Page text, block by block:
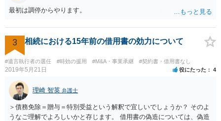
最初は調停からやります。
3 相続における15年前の借用書の効力について
#遺言執行者の選任 #時効の援用 #M&A・事業承継 #契約書・借用書なし
2019年5月21日 役にたった 4
理崎 智英 弁護士
＞債務免除＝贈与＝特別受益という解釈で宜しいでしょうか？ そのよ
うなご理解でよろしいかと存じます。 借用書の偽造については、偽造